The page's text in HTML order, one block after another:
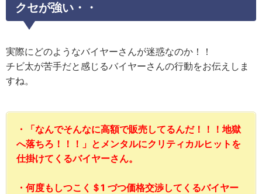
クセが強い・・
実際にどのようなバイヤーさんが迷惑なのか！！
チビ太が苦手だと感じるバイヤーさんの行動をお伝えしま
すね。
・「なんでそんなに高額で販売してるんだ！！！地獄
へ落ちろ！！！」とメンタルにクリティカルヒットを
仕掛けてくるバイヤーさん。
・何度もしつこく＄1 づつ価格交渉してくるバイヤー